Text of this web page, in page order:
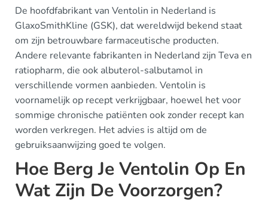
De hoofdfabrikant van Ventolin in Nederland is
GlaxoSmithKline (GSK), dat wereldwijd bekend staat
om zijn betrouwbare farmaceutische producten.
Andere relevante fabrikanten in Nederland zijn Teva en
ratiopharm, die ook albuterol-salbutamol in
verschillende vormen aanbieden. Ventolin is
voornamelijk op recept verkrijgbaar, hoewel het voor
sommige chronische patiënten ook zonder recept kan
worden verkregen. Het advies is altijd om de
gebruiksaanwijzing goed te volgen.
Hoe Berg Je Ventolin Op En
Wat Zijn De Voorzorgen?